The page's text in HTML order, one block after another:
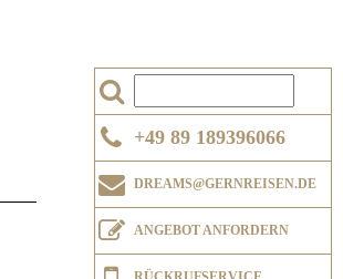
+49 89 189396066
DREAMS@GERNREISEN.DE
ANGEBOT ANFORDERN